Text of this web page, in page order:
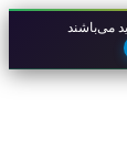
می‌باشند